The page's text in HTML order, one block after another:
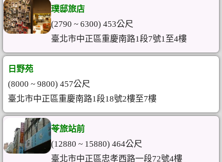
璞邸旅店
(2790 ~ 6300) 453公尺
臺北市中正區重慶南路1段7號1至4樓
日野苑
(8000 ~ 9800) 457公尺
臺北市中正區重慶南路1段18號2樓至7樓
苓旅站前
(12880 ~ 15880) 464公尺
臺北市中正區忠孝西路一段72號4樓